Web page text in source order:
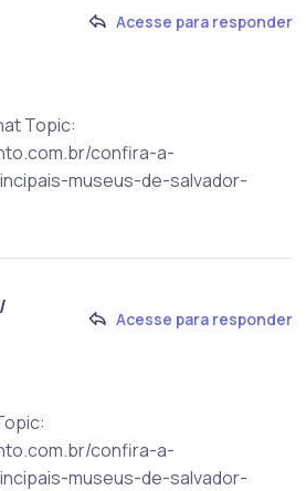
Acesse para responder
Topic:
confira-a-
museus-de-salvador-
Acesse para responder
confira-a-
museus-de-salvador-